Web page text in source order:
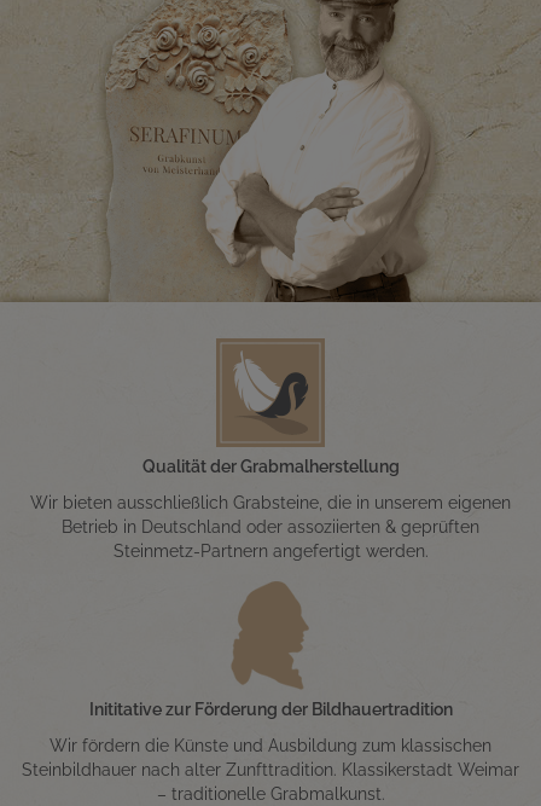
Qualität der Grabmalherstellung
Wir bieten ausschließlich Grabsteine, die in unserem eigenen
Betrieb in Deutschland oder assoziierten & geprüften
Steinmetz-Partnern angefertigt werden.
Inititative zur Förderung der Bildhauertradition
Wir fördern die Künste und Ausbildung zum klassischen
Steinbildhauer nach alter Zunfttradition. Klassikerstadt Weimar
– traditionelle Grabmalkunst.